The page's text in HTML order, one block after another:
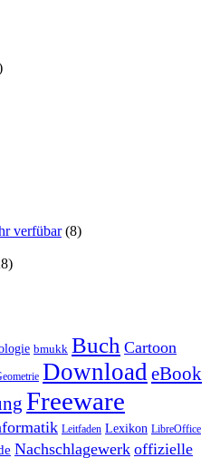
verfübar(8)
bmukk Buch Cartoon
DownloadeBook
Freeware
Leitfaden Lexikon LibreOffice
Nachschlagewerk offizielle